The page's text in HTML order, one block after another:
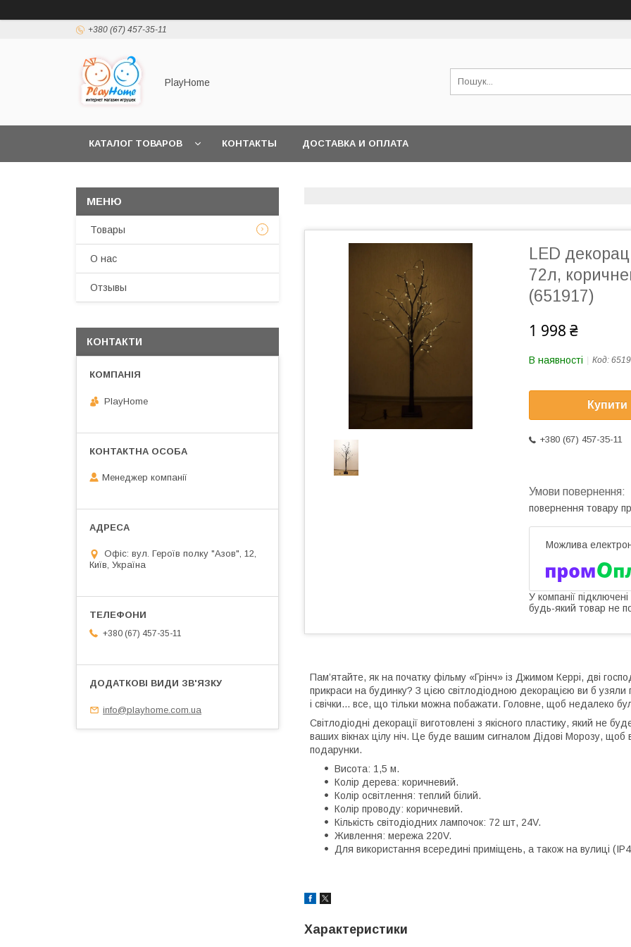
+380 (67) 457-35-11
PlayHome
КАТАЛОГ ТОВАРОВ КОНТАКТЫ ДОСТАВКА И ОПЛАТА
LED
72л,
(651917)
1 998 ₴
В наявності Код:
Купити
+380 (67) 457-35-11
повернення товару
У компанії
будь-який товар не
Пам’ятайте, як на початку фільму «Грінч» із Джимом Керрі, дві
прикраси на будинку? З цією світлодіодною декорацією ви б узяли
і свічки... все, що тільки можна побажати. Головне, щоб недалеко
Світлодіодні декорації виготовлені з якісного пластику, який не
ваших вікнах цілу ніч. Це буде вашим сигналом Дідові Морозу, щоб
подарунки.
Висота: 1,5 м.
Колір дерева: коричневий.
Колір освітлення: теплий білий.
Колір проводу: коричневий.
Кількість світодіодних лампочок: 72 шт, 24V.
Живлення: мережа 220V.
Для використання всередині приміщень, а також на вулиці
Характеристики
Товары
О нас
Отзывы
КОНТАКТИ
PlayHome
Менеджер компанії
Офіс: вул. Героїв полку "Азов", 12,
Київ, Україна
+380 (67) 457-35-11
info@playhome.com.ua